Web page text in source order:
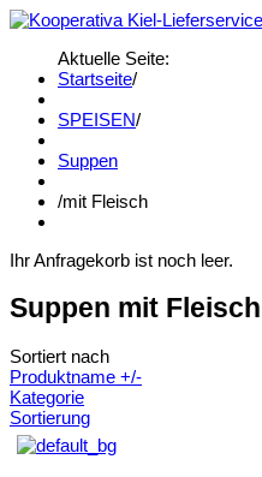
Aktuelle Seite:
Startseite/
SPEISEN/
Suppen
/mit Fleisch
Ihr Anfragekorb ist noch leer.
Suppen mit Fleisch
Sortiert nach
Produktname +/-
Kategorie
Sortierung